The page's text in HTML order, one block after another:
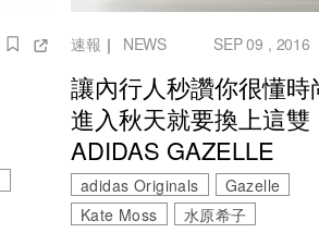
速報 ｜ NEWS SEP 09 , 2016
讓內行人秒讚你很懂時
進入秋天就要換上這雙
ADIDAS GAZELLE
adidas Originals
Gazelle
Kate Moss
水原希子